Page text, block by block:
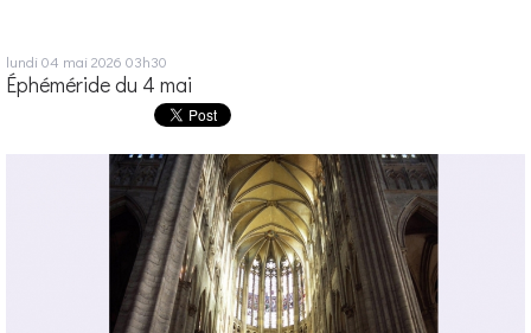
lundi 04 mai 2026 03h30
Éphéméride du 4 mai